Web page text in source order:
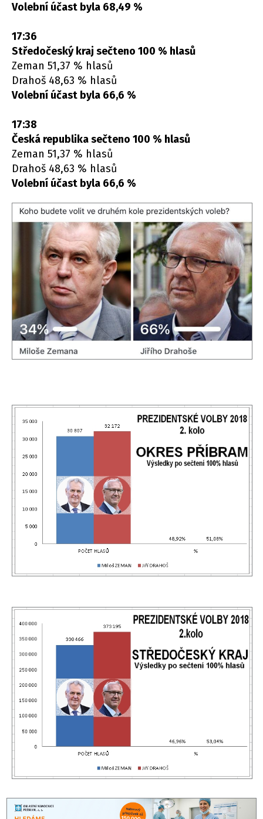
Volební účast byla 68,49 %
17:36
Středočeský kraj sečteno 100 % hlasů
Zeman 51,37 % hlasů
Drahoš 48,63 % hlasů
Volební účast byla 66,6 %
17:38
Česká republika sečteno 100 % hlasů
Zeman 51,37 % hlasů
Drahoš 48,63 % hlasů
Volební účast byla 66,6 %